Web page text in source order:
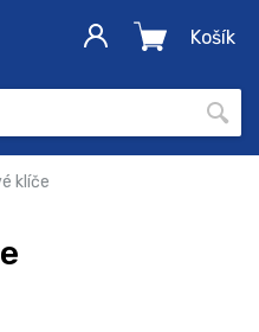
Košík
klíče